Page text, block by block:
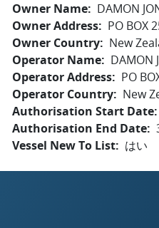
Owner Name
DAMON
Owner Address
PO BOX
Owner Country
New
Operator Name
DAMON
Operator Address
PO
Operator Country
New
Authorisation Start Date
Authorisation End Date
Vessel New To List
はい